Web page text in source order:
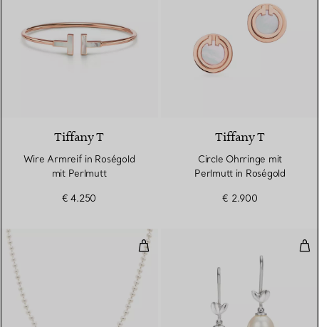
Tiffany T
Wire Armreif in Roségold
mit Perlmutt
€ 4.250
Tiffany T
Circle Ohrringe mit
Perlmutt in Roségold
€ 2.900
Halskette